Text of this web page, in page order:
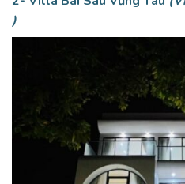
)